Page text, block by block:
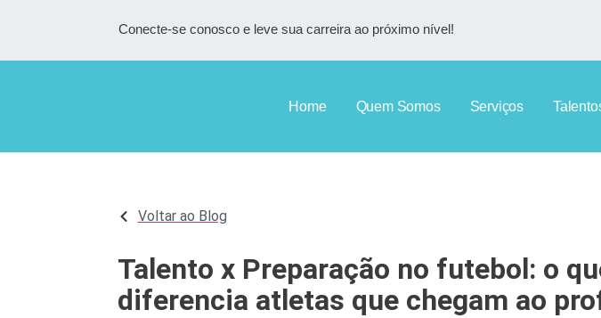
Conecte-se conosco e leve sua carreira ao próximo nível!
Home Quem Somos Serviços
Voltar ao Blog
Talento x Preparação no futebol: o
diferencia atletas que chegam ao